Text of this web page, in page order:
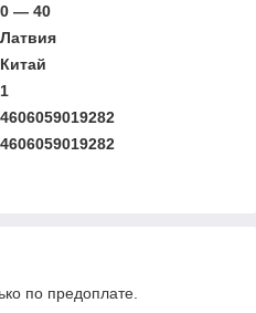
0 — 40
Латвия
Китай
1
4606059019282
4606059019282
по предоплате.